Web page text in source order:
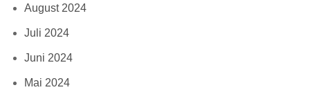
August 2024
Juli 2024
Juni 2024
Mai 2024